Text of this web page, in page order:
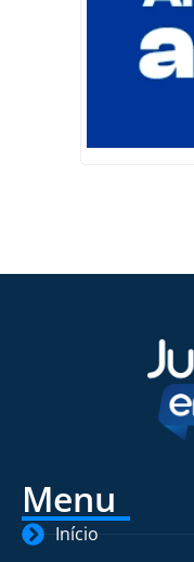
Menu
Início